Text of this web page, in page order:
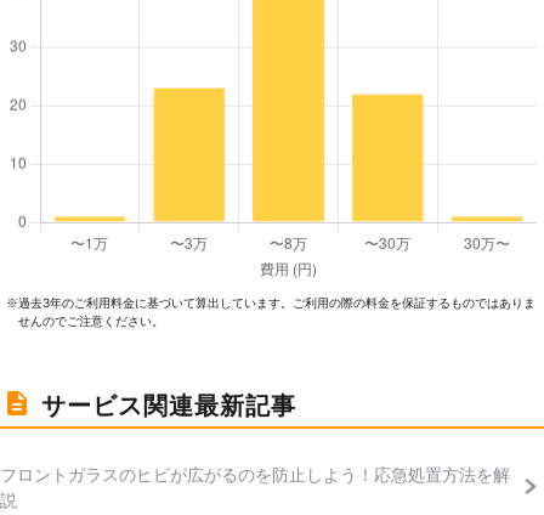
※過去3年のご利⽤料⾦に基づいて算出しています。ご利⽤の際の料⾦を保証するものではありま
せんのでご注意ください。
サービス関連最新記事
フロントガラスのヒビが広がるのを防止しよう！応急処置方法を解
説